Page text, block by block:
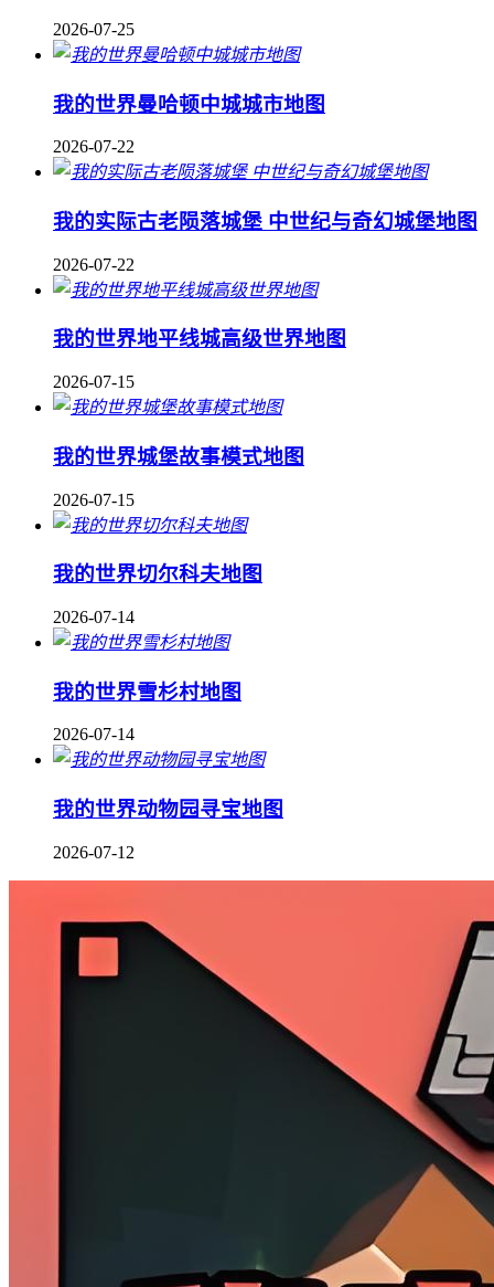
2026-07-25
我的世界曼哈顿中城城市地图
2026-07-22
我的实际古老陨落城堡 中世纪与奇幻城堡地图
2026-07-22
我的世界地平线城高级世界地图
2026-07-15
我的世界城堡故事模式地图
2026-07-15
我的世界切尔科夫地图
2026-07-14
我的世界雪杉村地图
2026-07-14
我的世界动物园寻宝地图
2026-07-12